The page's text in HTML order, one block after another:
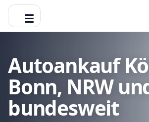
☰
Autoankauf
Bonn, NRW
bundesweit